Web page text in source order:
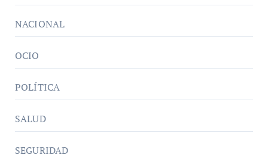
NACIONAL
OCIO
POLÍTICA
SALUD
SEGURIDAD